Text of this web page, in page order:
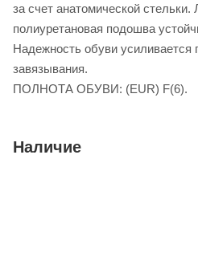
за счет анатомической стельки.
полиуретановая подошва
Надежность обуви
завязывания.
ПОЛНОТА ОБУВИ: (EUR) F(6).
Наличие